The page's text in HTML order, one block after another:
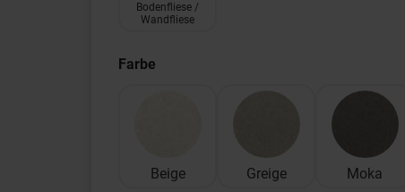
Bodenfliese /
Wandfliese
Farbe
Beige Greige Moka